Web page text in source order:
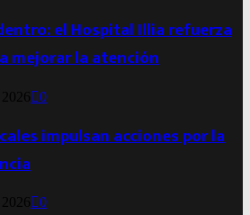
el Hospital Illia refuerza
mejorar la atención
2026 0
impulsan acciones por la
2026 0